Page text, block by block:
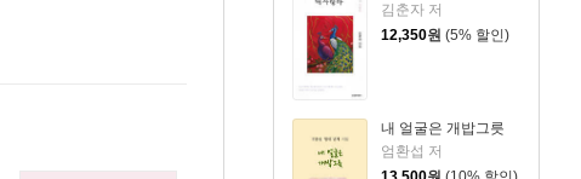
김춘자 저
12,350원 (5% 할인)
내 얼굴은 개밥그릇
엄환섭 저